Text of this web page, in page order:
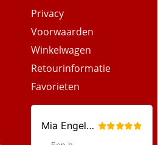
Privacy
Voorwaarden
Winkelwagen
Retourinformatie
Favorieten